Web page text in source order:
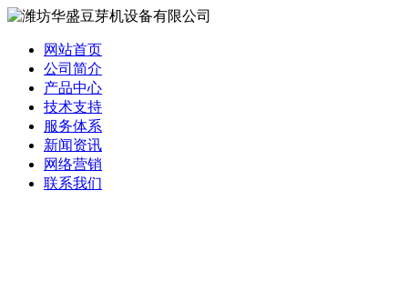
网站首页
公司简介
产品中心
技术支持
服务体系
新闻资讯
网络营销
联系我们